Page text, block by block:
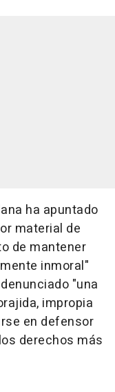
ha apuntado
material de
de mantener
inmoral"
"una
impropia
en defensor
derechos más